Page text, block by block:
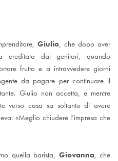
Giulio, che dopo aver
ereditata dai genitori, quando
frutto e a intravvedere giorni
da pagare per continuare il
Giulio non accetta, e mentre
verso casa sa soltanto di avere
«Meglio chiudere l’impresa che
quella barista, Giovanna, che